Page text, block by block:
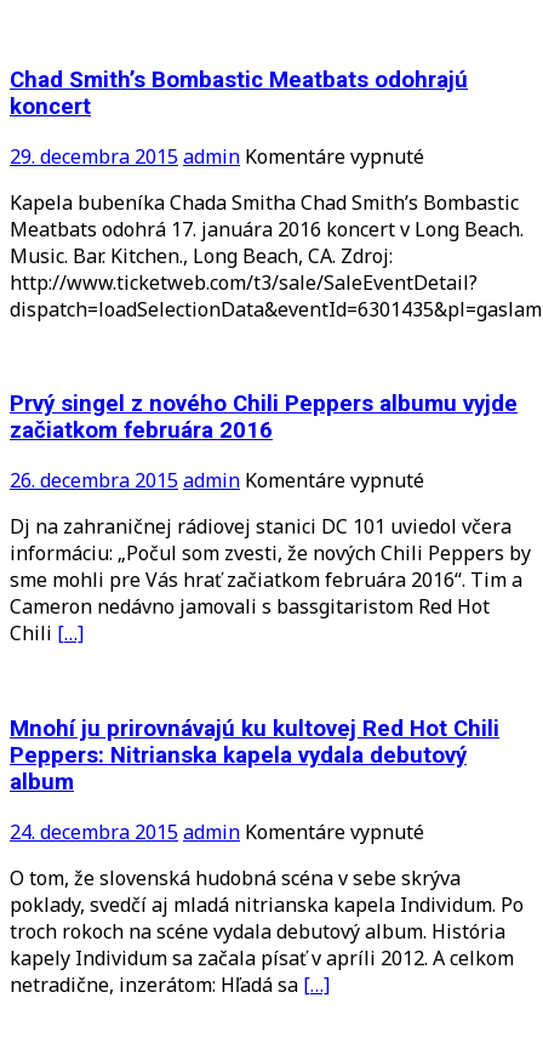
Peppers
Chad Smith’s Bombastic Meatbats odohrajú
koncert
29. decembra 2015admin Komentáre vypnuténa
Smith’s
Bombastic
odohrajú
koncert
Kapela bubeníka Chada Smitha Chad Smith’s Bombastic
Meatbats odohrá 17. januára 2016 koncert v Long Beach.
Music. Bar. Kitchen., Long Beach, CA. Zdroj:
http://www.ticketweb.com/t3/sale/SaleEventDetail?
Prvý singel z nového Chili Peppers albumu vyjde
začiatkom februára 2016
26. decembra 2015admin Komentáre vypnuténa
singel
z
nového
Chili
začiatkom
februára
2016
Dj na zahraničnej rádiovej stanici DC 101 uviedol včera
informáciu: „Počul som zvesti, že nových Chili Peppers by
sme mohli pre Vás hrať začiatkom februára 2016“. Tim a
Cameron nedávno jamovali s bassgitaristom Red Hot
Chili […]
Mnohí ju prirovnávajú ku kultovej Red Hot Chili
Peppers: Nitrianska kapela vydala debutový
album
24. decembra 2015admin Komentáre vypnuténa
ju
prirovnávajú
ku
kultovej
O tom, že slovenská hudobná scéna v sebe skrýva
poklady, svedčí aj mladá nitrianska kapela Individum. Po
troch rokoch na scéne vydala debutový album. História
kapely Individum sa začala písať v apríli 2012. A celkom
netradične, inzerátom: Hľadá sa […]